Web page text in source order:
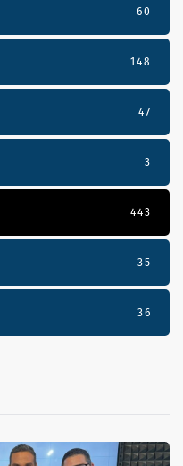
60
148
47
3
443
35
36